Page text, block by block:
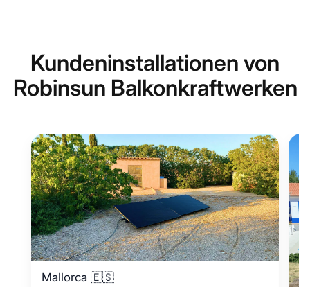
Kundeninstallationen von
Robinsun Balkonkraftwerken
Mallorca 🇪🇸